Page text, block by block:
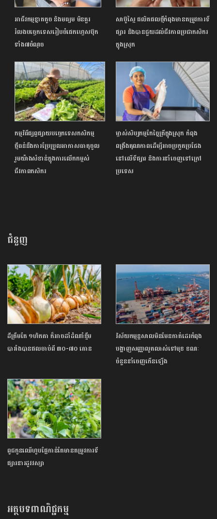
អាជីវកម្មខ្នាតតូច និងមធ្យម មិនគួរ
រំលងបច្ចេកទេសរៀបចំផេកហ្វេសប៊ុក
ទាំង៧ចំណុច
សាប៊ូស្ពៃ ផលិតផលថ្មីកំពុងមានតម្រូវការទី
ផ្សារ និងបានជួយដល់ជីវភាពប្រជាកសិករ
ក្នុងស្រុក
កម្មវិធីផ្សព្វផ្សាយបច្ចេកទេសកសិកម្ម
ថ្មីធន់នឹងការប្រែប្រួលអាកាសធាតុចូល
រួមយ៉ាងសំខាន់ក្នុងការលើកកម្ពស់
ជីវភាពកសិករ
ម្ចាស់សិប្បកម្មកែច្នៃត្រីក្នុងស្រុក កំពុង
ពង្រឹងគុណភាពដើម្បីអាចប្រកួតប្រជែង
នៅលើទីផ្សារ និងការនាំចេញទៅក្រៅ
ប្រទេស
ជំនួញ
ដីត្រឹមតែ ១ហិកតា ក៏អាចដាំដំណាំខ្ទឹម
បារាំងបានផលចាប់ពី ៣០-៧០ តោន
វិស័យកម្មន្តសាលមិនមែនកាត់ដេរកំពុង
បង្ហាញសញ្ញាលូតលាស់ទៅមុខ ខណៈ
ចំនួននាំចេញកើនឡើង
ពូជកូនឈើហូបផ្លែកាន់តែមានតម្រូវការទី
ផ្សារនារដូវវស្សា
អត្ថបទពាណិជ្ជកម្ម